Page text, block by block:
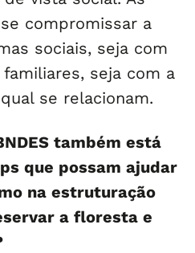
compromissar a
sociais, seja com
seja com a
se relacionam.
também está
que possam ajudar
na estruturação
a floresta e